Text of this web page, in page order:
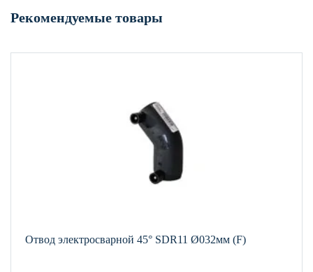
Рекомендуемые товары
Отвод электросварной 45° SDR11 Ø032мм (F)